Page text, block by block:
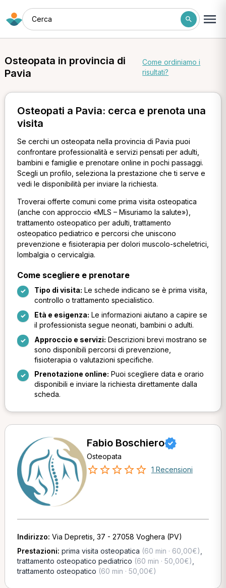
Cerca
Osteopata in provincia di
Pavia
Come ordiniamo i
risultati?
Osteopati a Pavia: cerca e prenota una
visita
Se cerchi un osteopata nella provincia di Pavia puoi
confrontare professionalità e servizi pensati per adulti,
bambini e famiglie e prenotare online in pochi passaggi.
Scegli un profilo, seleziona la prestazione che ti serve e
vedi le disponibilità per inviare la richiesta.
Troverai offerte comuni come prima visita osteopatica
(anche con approccio «MLS – Misuriamo la salute»),
trattamento osteopatico per adulti, trattamento
osteopatico pediatrico e percorsi che uniscono
prevenzione e fisioterapia per dolori muscolo-scheletrici,
lombalgia o cervicalgia.
Come scegliere e prenotare
Tipo di visita: Le schede indicano se è prima visita,
controllo o trattamento specialistico.
Età e esigenza: Le informazioni aiutano a capire se
il professionista segue neonati, bambini o adulti.
Approccio e servizi: Descrizioni brevi mostrano se
sono disponibili percorsi di prevenzione,
fisioterapia o valutazioni specifiche.
Prenotazione online: Puoi scegliere data e orario
disponibili e inviare la richiesta direttamente dalla
scheda.
Fabio Boschiero
Osteopata
1 Recensioni
Indirizzo: Via Depretis, 37 - 27058 Voghera (PV)
Prestazioni: prima visita osteopatica (60 min · 60,00€)
trattamento osteopatico pediatrico (60 min · 50,00€)
trattamento osteopatico (60 min · 50,00€)